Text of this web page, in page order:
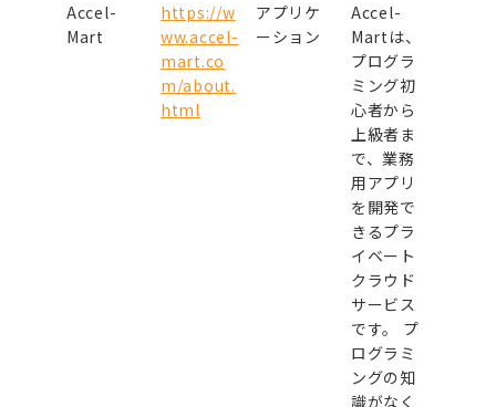
Accel-
Mart
https://w
ww.accel-
mart.co
m/about.
html
アプリケ
ーション
Accel-
Martは、
プログラ
ミング初
心者から
上級者ま
で、業務
用アプリ
を開発で
きるプラ
イベート
クラウド
サービス
です。 プ
ログラミ
ングの知
識がなく